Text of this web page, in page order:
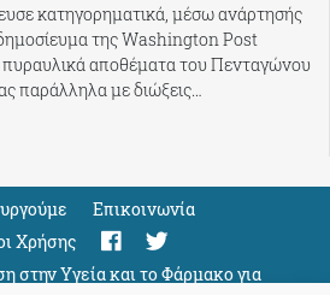
κατηγορηματικά, μέσω ανάρτησής
της Washington Post
αποθέματα του Πενταγώνου
παράλληλα με διώξεις…
Eπικοινωνία
Χρήσης
στην Υγεία και το Φάρμακο για